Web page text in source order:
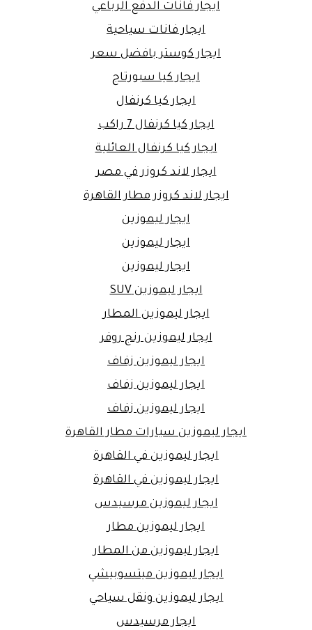
ايجار فانات الدفع الرباعي
ايجار فانات سياحية
ايجار كوستر بافضل سعر
ايجار كيا سبورتاج
ايجار كيا كرنفال
ايجار كيا كرنفال 7 راكب
ايجار كيا كرنفال العائلية
ايجار لاند كروزر في مصر
ايجار لاند كروزر مطار القاهرة
ايجار ليموزين
ايجار ليموزين
ايجار ليموزين
ايجار ليموزين SUV
ايجار ليموزين المطار
ايجار ليموزين رنج روفر
ايجار ليموزين زفاف
ايجار ليموزين زفاف
ايجار ليموزين زفاف
ايجار ليموزين سيارات مطار القاهرة
ايجار ليموزين في القاهرة
ايجار ليموزين في القاهرة
ايجار ليموزين مرسيدس
ايجار ليموزين مطار
ايجار ليموزين من المطار
ايجار ليموزين ميتسوبيشي
ايجار ليموزين ونقل سياحي
ايجار مرسيدس